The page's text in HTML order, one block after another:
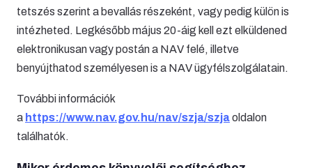
tetszés szerint a bevallás részeként, vagy pedig külön is
intézheted. Legkésőbb május 20-áig kell ezt elküldened
elektronikusan vagy postán a NAV felé, illetve
benyújthatod személyesen is a NAV ügyfélszolgálatain.
További információk
a https://www.nav.gov.hu/nav/szja/szjaoldalon
találhatók.